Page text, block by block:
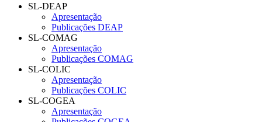
SL-DEAP
Apresentação
Publicações DEAP
SL-COMAG
Apresentação
Publicações COMAG
SL-COLIC
Apresentação
Publicações COLIC
SL-COGEA
Apresentação